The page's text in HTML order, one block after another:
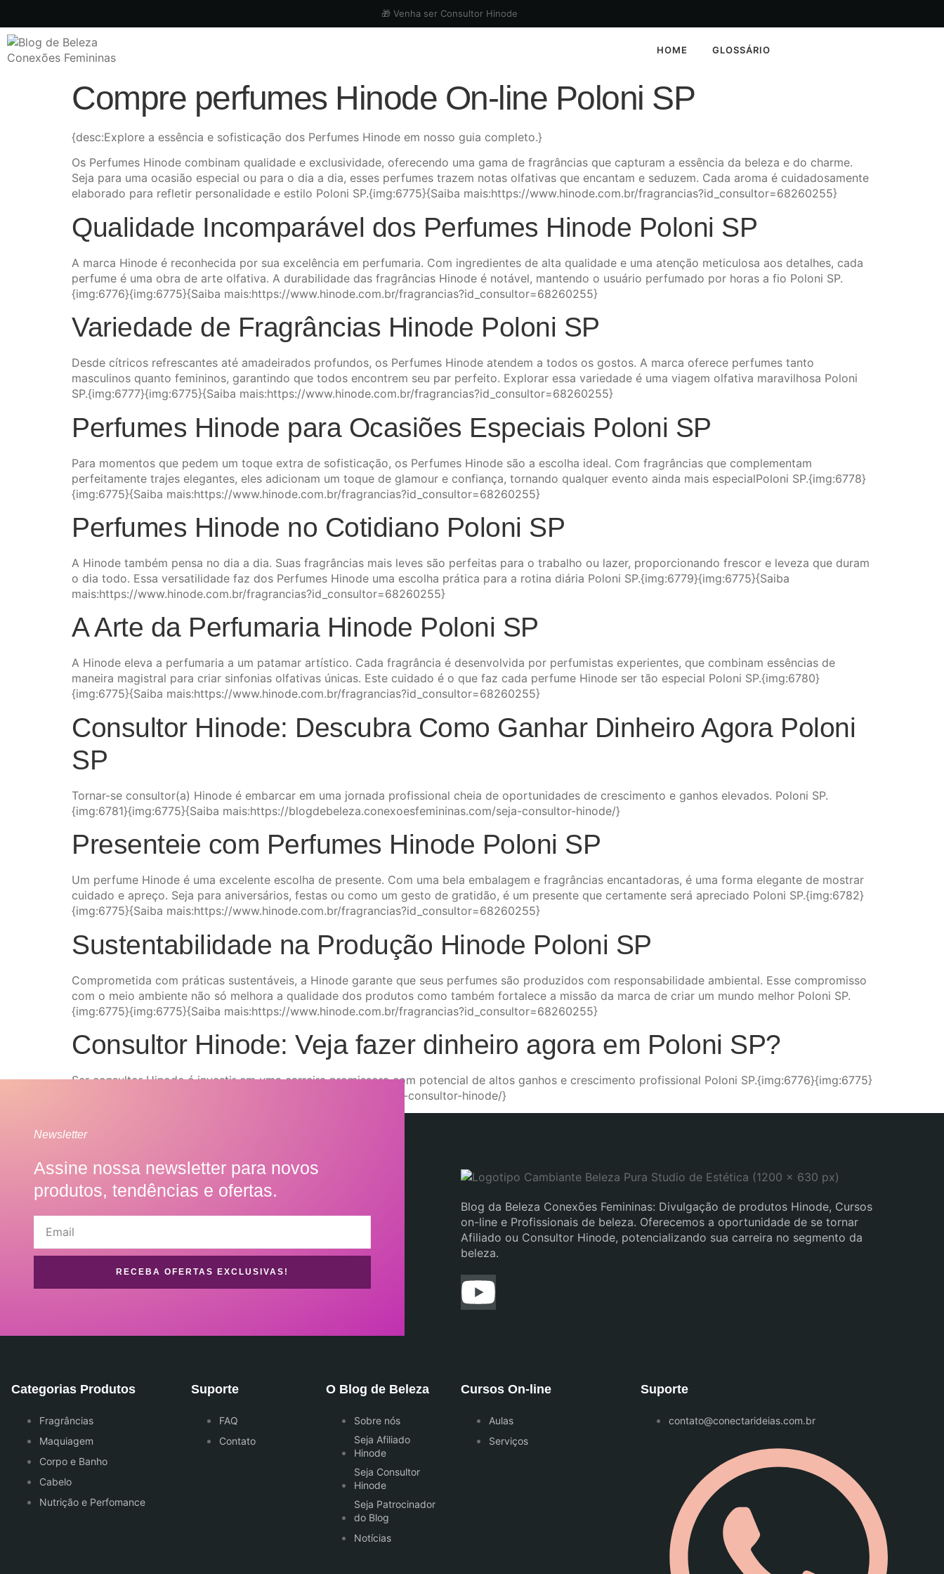
🎁 Venha ser Consultor Hinode
HOME GLOSSÁRIO
Compre perfumes Hinode On-line Poloni SP
{desc:Explore a essência e sofisticação dos Perfumes Hinode em nosso guia completo.}
Os Perfumes Hinode combinam qualidade e exclusividade, oferecendo uma gama de fragrâncias que capturam a essência da beleza e do charme.
Seja para uma ocasião especial ou para o dia a dia, esses perfumes trazem notas olfativas que encantam e seduzem. Cada aroma é cuidadosamente
elaborado para refletir personalidade e estilo Poloni SP.{img:6775}{Saiba mais:https://www.hinode.com.br/fragrancias?id_consultor=68260255}
Qualidade Incomparável dos Perfumes Hinode Poloni SP
A marca Hinode é reconhecida por sua excelência em perfumaria. Com ingredientes de alta qualidade e uma atenção meticulosa aos detalhes, cada
perfume é uma obra de arte olfativa. A durabilidade das fragrâncias Hinode é notável, mantendo o usuário perfumado por horas a fio Poloni SP.
{img:6776}{img:6775}{Saiba mais:https://www.hinode.com.br/fragrancias?id_consultor=68260255}
Variedade de Fragrâncias Hinode Poloni SP
Desde cítricos refrescantes até amadeirados profundos, os Perfumes Hinode atendem a todos os gostos. A marca oferece perfumes tanto
masculinos quanto femininos, garantindo que todos encontrem seu par perfeito. Explorar essa variedade é uma viagem olfativa maravilhosa Poloni
SP.{img:6777}{img:6775}{Saiba mais:https://www.hinode.com.br/fragrancias?id_consultor=68260255}
Perfumes Hinode para Ocasiões Especiais Poloni SP
Para momentos que pedem um toque extra de sofisticação, os Perfumes Hinode são a escolha ideal. Com fragrâncias que complementam
perfeitamente trajes elegantes, eles adicionam um toque de glamour e confiança, tornando qualquer evento ainda mais especialPoloni SP.{img:6778}
{img:6775}{Saiba mais:https://www.hinode.com.br/fragrancias?id_consultor=68260255}
Perfumes Hinode no Cotidiano Poloni SP
A Hinode também pensa no dia a dia. Suas fragrâncias mais leves são perfeitas para o trabalho ou lazer, proporcionando frescor e leveza que duram
o dia todo. Essa versatilidade faz dos Perfumes Hinode uma escolha prática para a rotina diária Poloni SP.{img:6779}{img:6775}{Saiba
mais:https://www.hinode.com.br/fragrancias?id_consultor=68260255}
A Arte da Perfumaria Hinode Poloni SP
A Hinode eleva a perfumaria a um patamar artístico. Cada fragrância é desenvolvida por perfumistas experientes, que combinam essências de
maneira magistral para criar sinfonias olfativas únicas. Este cuidado é o que faz cada perfume Hinode ser tão especial Poloni SP.{img:6780}
{img:6775}{Saiba mais:https://www.hinode.com.br/fragrancias?id_consultor=68260255}
Consultor Hinode: Descubra Como Ganhar Dinheiro Agora Poloni
SP
Tornar-se consultor(a) Hinode é embarcar em uma jornada profissional cheia de oportunidades de crescimento e ganhos elevados. Poloni SP.
{img:6781}{img:6775}{Saiba mais:https://blogdebeleza.conexoesfemininas.com/seja-consultor-hinode/}
Presenteie com Perfumes Hinode Poloni SP
Um perfume Hinode é uma excelente escolha de presente. Com uma bela embalagem e fragrâncias encantadoras, é uma forma elegante de mostrar
cuidado e apreço. Seja para aniversários, festas ou como um gesto de gratidão, é um presente que certamente será apreciado Poloni SP.{img:6782}
{img:6775}{Saiba mais:https://www.hinode.com.br/fragrancias?id_consultor=68260255}
Sustentabilidade na Produção Hinode Poloni SP
Comprometida com práticas sustentáveis, a Hinode garante que seus perfumes são produzidos com responsabilidade ambiental. Esse compromisso
com o meio ambiente não só melhora a qualidade dos produtos como também fortalece a missão da marca de criar um mundo melhor Poloni SP.
{img:6775}{img:6775}{Saiba mais:https://www.hinode.com.br/fragrancias?id_consultor=68260255}
Consultor Hinode: Veja fazer dinheiro agora em Poloni SP?
Ser consultor Hinode é investir em uma carreira promissora com potencial de altos ganhos e crescimento profissional Poloni SP.{img:6776}{img:6775}
{Saiba mais:https://blogdebeleza.conexoesfemininas.com/seja-consultor-hinode/}
Newsletter
Assine nossa newsletter para novos
produtos, tendências e ofertas.
RECEBA OFERTAS EXCLUSIVAS!
Blog da Beleza Conexões Femininas: Divulgação de produtos Hinode, Cursos
on-line e Profissionais de beleza. Oferecemos a oportunidade de se tornar
Afiliado ou Consultor Hinode, potencializando sua carreira no segmento da
beleza.
Categorias Produtos
Fragrâncias
Maquiagem
Corpo e Banho
Cabelo
Nutrição e Perfomance
Suporte
FAQ
Contato
O Blog de Beleza
Sobre nós
Seja Afiliado
Hinode
Seja Consultor
Hinode
Seja Patrocinador
do Blog
Notícias
Cursos On-line
Aulas
Serviços
Suporte
contato@conectarideias.com.br